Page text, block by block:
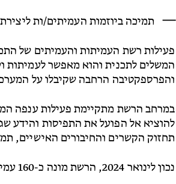
תמיכה ביוזמות העמיתים/ות
פעילות רשת העמיתות והעמיתים של
המשלים לתכנית והוא מאפשר
והפרספקטיבה הרחבה שקיבלו על
במרחב הרשת מתקיימת פעילות ענפה
להוציא אל הפועל את התפיסות והידע
תחזוק הקשרים והחיבורים האישיים,
נכון לינואר 2024, הרשת מונה כ-160 עמיתות ועמיתים מהמוסדות האקדמיים בישראל, חברי סגל מנהלי ואקדמי בכירים.